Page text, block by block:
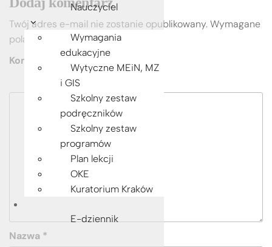
o
o
k
g
er
p
p
n
Twój adres e-mail nie zostanie opublikowany.Wymagane
pola są oznaczone*
Komentarz*
Nazwa *
Nauczyciel
Wymagania
edukacyjne
Wytyczne MEiN, MZ
i GIS
Szkolny zestaw
podręczników
Szkolny zestaw
programów
Plan lekcji
OKE
Kuratorium Kraków
E-dziennik